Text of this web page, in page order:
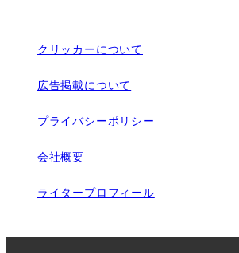
クリッカーについて
広告掲載について
プライバシーポリシー
会社概要
ライタープロフィール